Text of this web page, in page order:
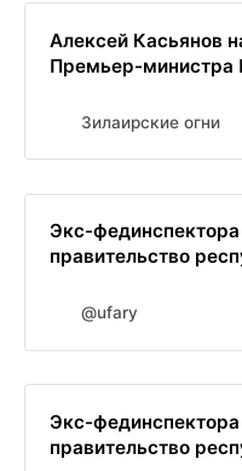
Алексей Касьянов
Премьер-министра
Зилаирские огни
Экс-
правительство
@ufary
Экс-
правительство